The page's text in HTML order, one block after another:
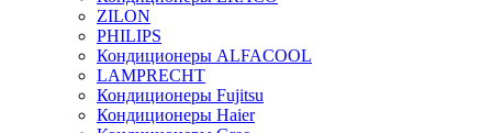
ZILON
PHILIPS
Кондиционеры ALFACOOL
LAMPRECHT
Кондиционеры Fujitsu
Кондиционеры Haier